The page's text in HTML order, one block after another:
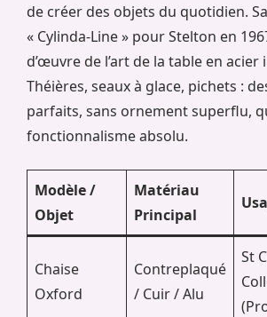
de créer des objets du quotidien.
« Cylinda-Line » pour Stelton en
d’œuvre de l’art de la table en acier
Théières, seaux à glace, pichets :
parfaits, sans ornement superflu,
fonctionnalisme absolu.
Modèle /
Objet
Matériau
Principal
Chaise
Oxford
Contreplaqué
/ Cuir / Alu
St